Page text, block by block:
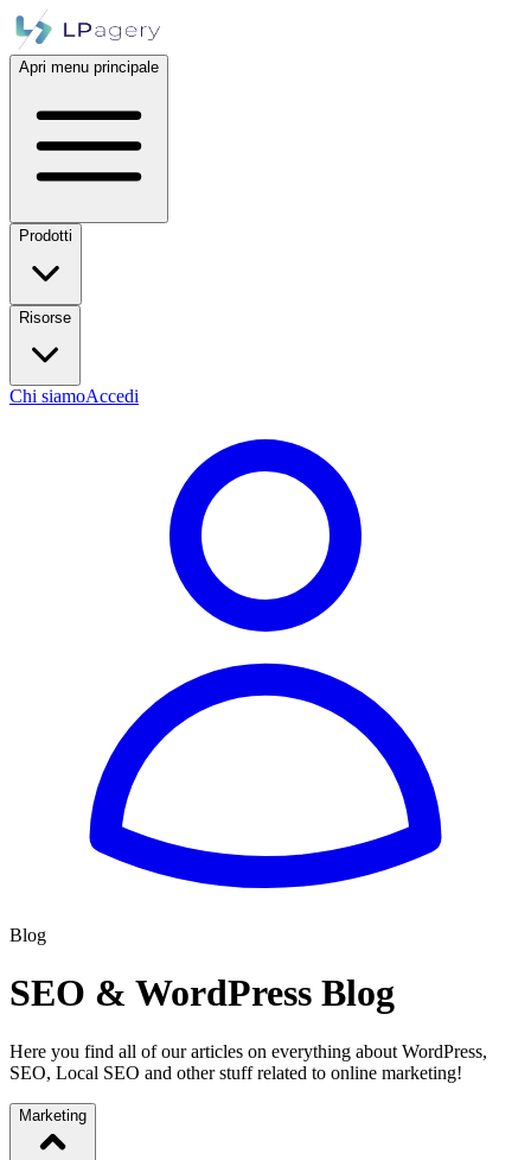
Apri menu principale
Prodotti
Risorse
Chi siamoAccedi
Blog
SEO & WordPress Blog
Here you find all of our articles on everything about WordPress,
SEO, Local SEO and other stuff related to online marketing!
Marketing